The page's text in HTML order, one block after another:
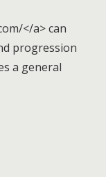
</a> can
progression
a general
across